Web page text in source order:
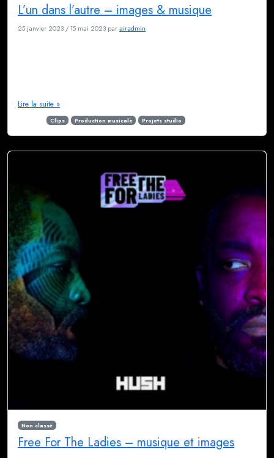
L’un dans l’autre – images & musique
25 janvier 2023 / 15 mai 2023 par airadmin
Lire la suite »
Clips Production musicale Projets studio
Non classé
Free For The Ladies – musique et images